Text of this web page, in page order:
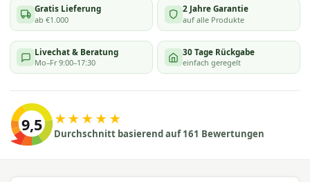
Gratis Lieferung
ab €1.000
2 Jahre Garantie
auf alle Produkte
Livechat & Beratung
Mo–Fr 9:00–17:30
30 Tage Rückgabe
einfach geregelt
9,5 ★★★★★
Durchschnitt basierend auf 161 Bewertungen